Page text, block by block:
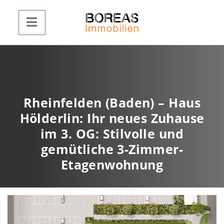
Rheinfelden (Baden) – Haus
Hölderlin: Ihr neues Zuhause
im 3. OG: Stilvolle und
gemütliche 3-Zimmer-
Etagenwohnung
e